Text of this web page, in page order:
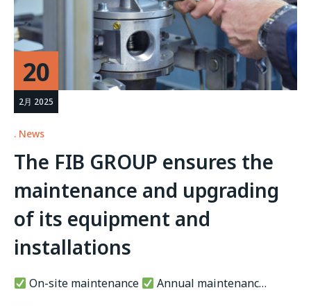
20
2月 2025
News
The FIB GROUP ensures the
maintenance and upgrading
of its equipment and
installations
On-site maintenance
Annual maintenanc…